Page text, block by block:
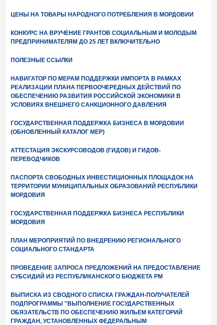
ЦЕНЫ НА ТОВАРЫ НАРОДНОГО ПОТРЕБЛЕНИЯ В МОРДОВИИ
КОНКУРС НА ВРУЧЕНИЕ ГРАНТОВ СОЦИАЛЬНЫМ И МОЛОДЫМ
ПРЕДПРИНИМАТЕЛЯМ ДО 25 ЛЕТ ВКЛЮЧИТЕЛЬНО
ПОЛЕЗНЫЕ ССЫЛКИ
НАВИГАТОР ПО МЕРАМ ПОДДЕРЖКИ ИМПОРТА В РАМКАХ
РЕАЛИЗАЦИИ ПЛАНА ПЕРВООЧЕРЕДНЫХ ДЕЙСТВИЙ ПО
ОБЕСПЕЧЕНИЮ РАЗВИТИЯ РОССИЙСКОЙ ЭКОНОМИКИ В
УСЛОВИЯХ ВНЕШНЕГО САНКЦИОННОГО ДАВЛЕНИЯ
ГОСУДАРСТВЕННАЯ ПОДДЕРЖКА БИЗНЕСА В МОРДОВИИ
(ОБНОВЛЕННЫЙ КАТАЛОГ МЕР)
АТТЕСТАЦИЯ ЭКСКУРСОВОДОВ (ГИДОВ) И ГИДОВ-
ПЕРЕВОДЧИКОВ
ПАСПОРТА СВОБОДНЫХ ИНВЕСТИЦИОННЫХ ПЛОЩАДОК НА
ТЕРРИТОРИИ МУНИЦИПАЛЬНЫХ ОБРАЗОВАНИЙ РЕСПУБЛИКИ
МОРДОВИЯ
ГОСУДАРСТВЕННАЯ ПОДДЕРЖКА БИЗНЕСА РЕСПУБЛИКИ
МОРДОВИЯ
ПЛАН МЕРОПРИЯТИЙ ПО ВНЕДРЕНИЮ РЕГИОНАЛЬНОГО
СОЦИАЛЬНОГО СТАНДАРТА
ПРОВЕДЕНИЕ ЗАПРОСА ПРЕДЛОЖЕНИЙ НА ПРЕДОСТАВЛЕНИЕ
СУБСИДИЙ ИЗ РЕСПУБЛИКАНСКОГО БЮДЖЕТА РМ
ВЫПИСКА ИЗ СВОДНОГО СПИСКА ГРАЖДАН-ПОЛУЧАТЕЛЕЙ
ПОДПРОГРАММЫ "ВЫПОЛНЕНИЕ ГОСУДАРСТВЕННЫХ
ОБЯЗАТЕЛЬСТВ ПО ОБЕСПЕЧЕНИЮ ЖИЛЬЕМ КАТЕГОРИЙ
ГРАЖДАН, УСТАНОВЛЕННЫХ ФЕДЕРАЛЬНЫМ